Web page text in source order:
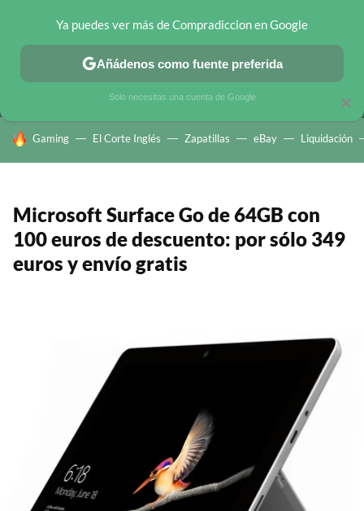
MENÚ NUEVO
CHOLLOS TELEGRAM OFERTAS EN MÓVILES
HOY SE HABLA DE
Gaming El Corte Inglés Zapatillas eBay Liquidación
Microsoft Surface Go de 64GB con
100 euros de descuento: por sólo 349
euros y envío gratis
×
Ya puedes ver más de Compradiccion en Google
Añádenos como fuente preferida
Solo necesitas una cuenta de Google